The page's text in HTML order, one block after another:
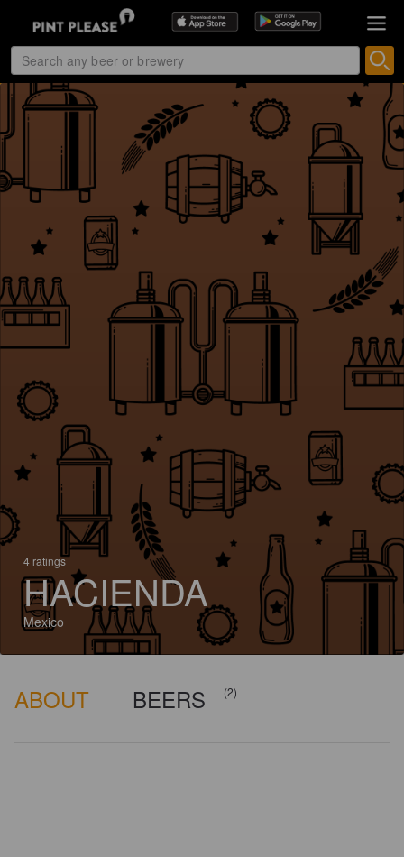
4 ratings
HACIENDA
Mexico
ABOUT BEERS (2)